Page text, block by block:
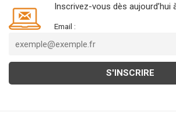
Inscrivez-vous dès aujourd’hui
Email :